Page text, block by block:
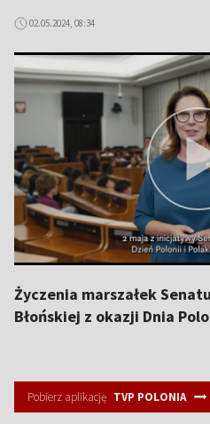
02.05.2024, 08:34
Życzenia marszałek
Błońskiej z okazji Dnia
Pobierz aplikację TVP POLONIA